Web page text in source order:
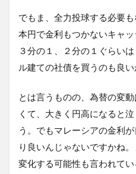
でもま、全力投球する必要
本円で金利もつかないキャッ
３分の１、２分の１ぐらい
ル建ての社債を買うのも良い
とは言うものの、為替の変
くて、大きく円高になると
う。でもマレーシアの金利
り良いんじゃないですかね
変化する可能性も言われて